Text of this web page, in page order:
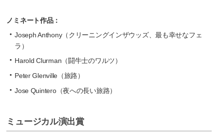
ノミネート作品：
Joseph Anthony（クリーニングインザウッズ、最も幸せなフェ
ラ）
Harold Clurman（闘牛士のワルツ）
Peter Glenville（旅路）
Jose Quintero（夜への長い旅路）
ミュージカル演出賞